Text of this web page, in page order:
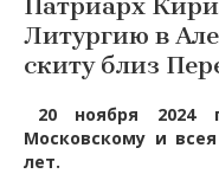
Литургию в
скиту близ
20 ноября 2024
Московскому и
лет.